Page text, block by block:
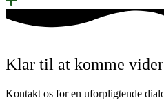
Klar til at komme
Kontakt os for en uforpligtende